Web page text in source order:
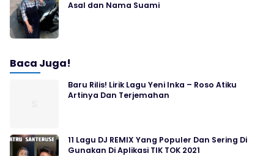
Asal dan Nama Suami
Baca Juga!
Baru Rilis! Lirik Lagu Yeni Inka – Roso Atiku
Artinya Dan Terjemahan
11 Lagu DJ REMIX Yang Populer Dan Sering Di
Gunakan Di Aplikasi TIK TOK 2021